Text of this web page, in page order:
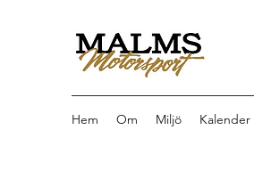
Hem Om Miljö Kalender